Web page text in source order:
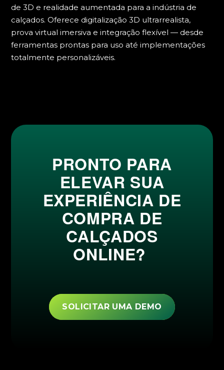
de 3D e realidade aumentada para a indústria de
calçados. Oferece digitalização 3D ultrarrealista,
prova virtual imersiva e integração flexível — desde
ferramentas prontas para uso até implementações
totalmente personalizáveis.
PRONTO PARA
ELEVAR SUA
EXPERIÊNCIA DE
COMPRA DE
CALÇADOS
ONLINE?
SOLICITAR UMA DEMO